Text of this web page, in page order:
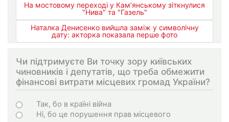
На мостовому переході у Кам’янському зіткнулися
"Нива" та "Газель"
Наталка Денисенко вийшла заміж у символічну
дату: акторка показала перше фото
Чи підтримуєте Ви точку зору київських
чиновників і депутатів, що треба обмежити
фінансові витрати місцевих громад України?
Варіанти
Так, бо в країні війна
Ні, бо це порушення прав місцевого